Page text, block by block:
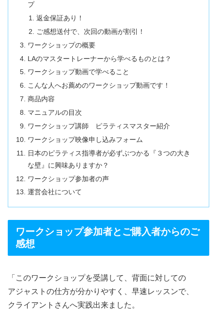
プ
返金保証あり！
ご感想送付で、次回の動画が割引！
ワークショップの概要
LAのマスタートレーナーから学べるものとは？
ワークショップ動画で学べること
こんな人へお薦めのワークショップ動画です！
商品内容
マニュアルの目次
ワークショップ講師 ピラティスマスター紹介
ワークショップ映像申し込みフォーム
日本のピラティス指導者が必ずぶつかる『３つの大き
な壁』に興味ありますか？
ワークショップ参加者の声
運営会社について
ワークショップ参加者とご購入者からのご
感想
「このワークショップを受講して、背面に対しての
アジャストの仕方が分かりやすく、早速レッスンで、
クライアントさんへ実践出来ました。